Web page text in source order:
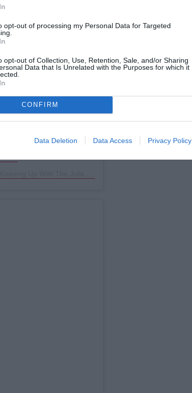
opt-out of processing my Personal Data for Targeted
opt-out of Collection, Use, Retention, Sale, and/or Sharing
Data that Is Unrelated with the Purposes for which it
CONFIRM
Data Deletion Data Access Privacy Policy
Instagram.